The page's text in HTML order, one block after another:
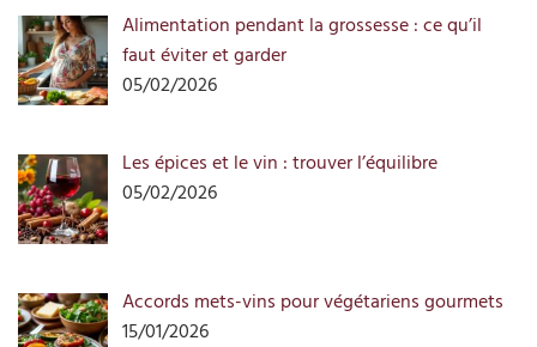
Alimentation pendant la grossesse : ce qu’il
faut éviter et garder
05/02/2026
Les épices et le vin : trouver l’équilibre
05/02/2026
Accords mets-vins pour végétariens gourmets
15/01/2026